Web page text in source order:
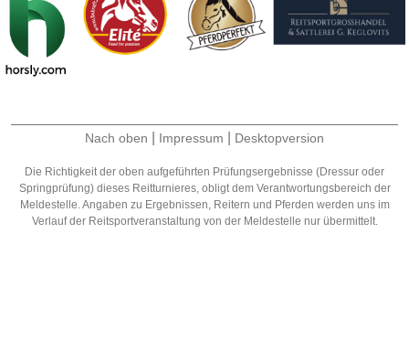
Nach oben Impressum Desktopversion
Die Richtigkeit der oben aufgeführten Prüfungsergebnisse (Dressur oder
Springprüfung) dieses Reitturnieres, obligt dem Verantwortungsbereich der
Meldestelle. Angaben zu Ergebnissen, Reitern und Pferden werden uns im
Verlauf der Reitsportveranstaltung von der Meldestelle nur übermittelt.